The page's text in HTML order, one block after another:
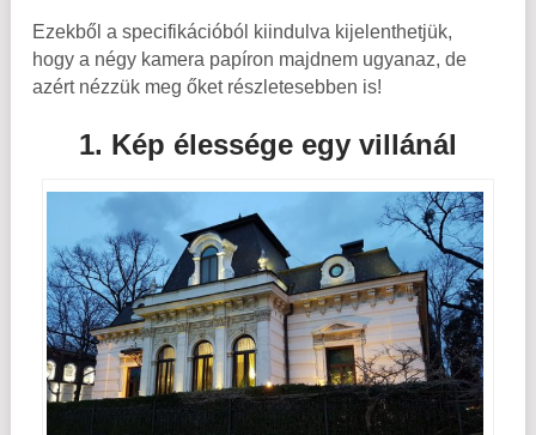
Ezekből a specifikációból kiindulva kijelenthetjük,
hogy a négy kamera papíron majdnem ugyanaz, de
azért nézzük meg őket részletesebben is!
1. Kép élessége egy villánál